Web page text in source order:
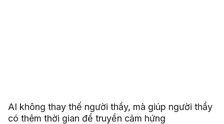
AI không thay thế người thầy, mà giúp người thầy
có thêm thời gian để truyền cảm hứng